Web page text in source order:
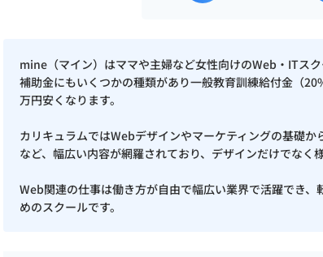
mine（マイン）はママや主婦など女性向けのWeb・ITス
補助金にもいくつかの種類があり一般教育訓練給付金（
万円安くなります。
カリキュラムではWebデザインやマーケティングの基礎
など、幅広い内容が網羅されており、デザインだけでなく
Web関連の仕事は働き方が自由で幅広い業界で活躍でき
めのスクールです。